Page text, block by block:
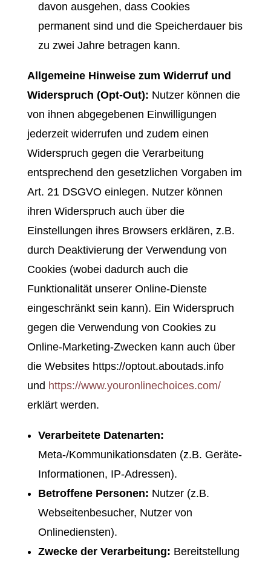
davon ausgehen, dass Cookies
permanent sind und die Speicherdauer bis
zu zwei Jahre betragen kann.
Allgemeine Hinweise zum Widerruf und
Widerspruch (Opt-Out): Nutzer können die
von ihnen abgegebenen Einwilligungen
jederzeit widerrufen und zudem einen
Widerspruch gegen die Verarbeitung
entsprechend den gesetzlichen Vorgaben im
Art. 21 DSGVO einlegen. Nutzer können
ihren Widerspruch auch über die
Einstellungen ihres Browsers erklären, z.B.
durch Deaktivierung der Verwendung von
Cookies (wobei dadurch auch die
Funktionalität unserer Online-Dienste
eingeschränkt sein kann). Ein Widerspruch
gegen die Verwendung von Cookies zu
Online-Marketing-Zwecken kann auch über
die Websites https://optout.aboutads.info
und https://www.youronlinechoices.com/
erklärt werden.
Verarbeitete Datenarten:
Meta-/Kommunikationsdaten (z.B. Geräte-
Informationen, IP-Adressen).
Betroffene Personen: Nutzer (z.B.
Webseitenbesucher, Nutzer von
Onlinediensten).
Zwecke der Verarbeitung: Bereitstellung